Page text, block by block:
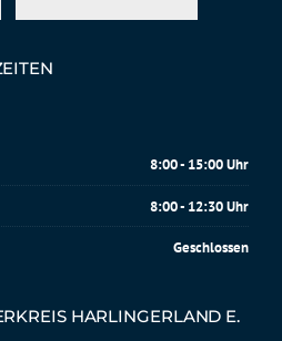
8:00 - 15:00 Uhr
8:00 - 12:30 Uhr
Geschlossen
HARLINGERLAND E.